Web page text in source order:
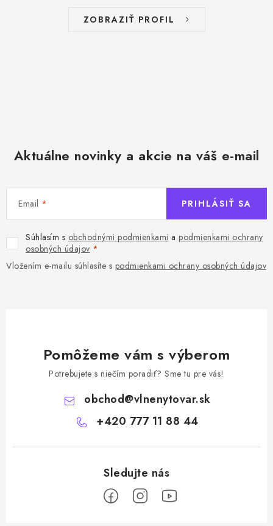
ZOBRAZIŤ PROFIL
Aktuálne novinky a akcie na váš e-mail
Email
Súhlasím s obchodnými podmienkami a podmienkami ochrany
osobných údajov
Vložením e-mailu súhlasíte s podmienkami ochrany osobných údajov
PRIHLÁSIŤ SA
Pomôžeme vám s výberom
Potrebujete s niečím poradiť? Sme tu pre vás!
obchod@vlnenytovar.sk
+420 777 11 88 44